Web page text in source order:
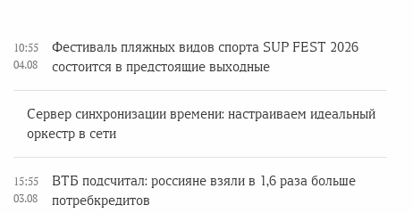
10:55
04.08
Фестиваль пляжных видов спорта SUP FEST 2026
состоится в предстоящие выходные
Сервер синхронизации времени: настраиваем идеальный
оркестр в сети
15:55
03.08
ВТБ подсчитал: россияне взяли в 1,6 раза больше
потребкредитов